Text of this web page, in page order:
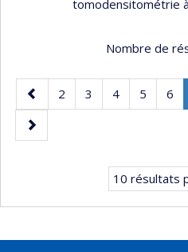
tomodensitométrie
Nombre de
Page
précédente
Page
2 Page
3 Page
4 Page
5 Page
6
Page
suivante
10 résultats